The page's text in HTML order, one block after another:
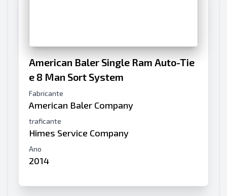
American Baler Single Ram Auto-Tie
e 8 Man Sort System
Fabricante
American Baler Company
traficante
Himes Service Company
Ano
2014